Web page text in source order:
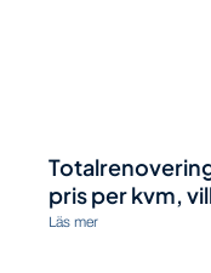
pris per kvm,
Läs mer